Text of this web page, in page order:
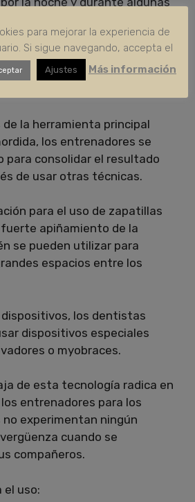
y cómodo no causa molestias,
rápidamente a la
de la herramienta principal
los entrenadores se
para consolidar el resultado
de usar otras técnicas.
para el uso de zapatillas
apiñamiento de la
se pueden utilizar para
espacios entre los
los dentistas
dispositivos especiales
o myobraces.
de esta tecnología radica en
entrenadores para los
no experimentan ningún
cuando se
compañeros.
el uso:
para mejorar la experiencia de
Si sigue navegando, accepta el
Ajustes Más información